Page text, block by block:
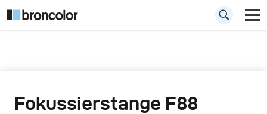
Fokussierstange F88